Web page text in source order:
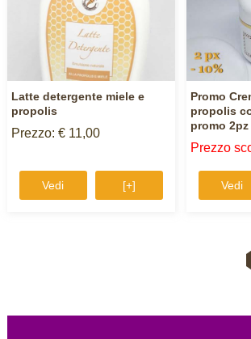
Latte detergente miele e
propolis
Prezzo: € 11,00
Vedi [+]
Promo
propolis
promo
Prezzo
Vedi